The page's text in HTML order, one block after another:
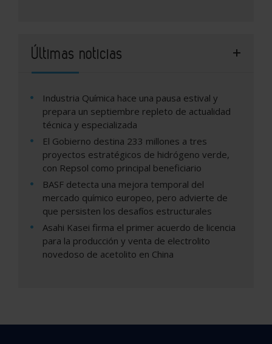
Últimas noticias
Industria Química hace una pausa estival y
prepara un septiembre repleto de actualidad
técnica y especializada
El Gobierno destina 233 millones a tres
proyectos estratégicos de hidrógeno verde,
con Repsol como principal beneficiario
BASF detecta una mejora temporal del
mercado químico europeo, pero advierte de
que persisten los desafíos estructurales
Asahi Kasei firma el primer acuerdo de licencia
para la producción y venta de electrolito
novedoso de acetolito en China